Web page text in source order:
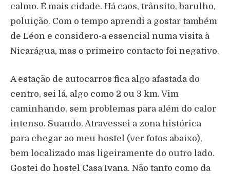
calmo. É mais cidade. Há caos, trânsito, barulho,
poluição. Com o tempo aprendi a gostar também
de Léon e considero-a essencial numa visita à
Nicarágua, mas o primeiro contacto foi negativo.
A estação de autocarros fica algo afastada do
centro, sei lá, algo como 2 ou 3 km. Vim
caminhando, sem problemas para além do calor
intenso. Suando. Atravessei a zona histórica
para chegar ao meu hostel (ver fotos abaixo),
bem localizado mas ligeiramente do outro lado.
Gostei do hostel Casa Ivana. Não tanto como da